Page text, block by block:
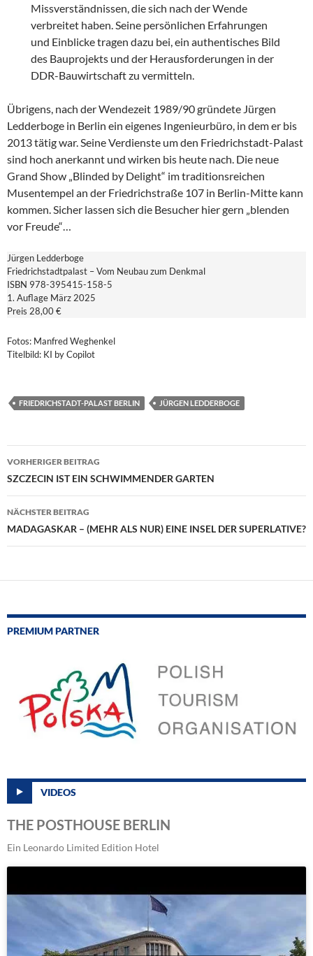
Missverständnissen, die sich nach der Wende
verbreitet haben. Seine persönlichen Erfahrungen
und Einblicke tragen dazu bei, ein authentisches Bild
des Bauprojekts und der Herausforderungen in der
DDR-Bauwirtschaft zu vermitteln.
Übrigens, nach der Wendezeit 1989/90 gründete Jürgen
Ledderboge in Berlin ein eigenes Ingenieurbüro, in dem er bis
2013 tätig war. Seine Verdienste um den Friedrichstadt-Palast
sind hoch anerkannt und wirken bis heute nach. Die neue
Grand Show „Blinded by Delight“ im traditionsreichen
Musentempel an der Friedrichstraße 107 in Berlin-Mitte kann
kommen. Sicher lassen sich die Besucher hier gern „blenden
vor Freude“…
Jürgen Ledderboge
Friedrichstadtpalast – Vom Neubau zum Denkmal
ISBN 978-395415-158-5
1. Auflage März 2025
Preis 28,00 €
Fotos: Manfred Weghenkel
Titelbild: KI by Copilot
FRIEDRICHSTADT-PALAST BERLIN JÜRGEN LEDDERBOGE
Beitragsnavigation
VORHERIGER BEITRAG
SZCZECIN IST EIN SCHWIMMENDER GARTEN
NÄCHSTER BEITRAG
MADAGASKAR – (MEHR ALS NUR) EINE INSEL DER SUPERLATIVE?
PREMIUM PARTNER
VIDEOS
THE POSTHOUSE BERLIN
Ein Leonardo Limited Edition Hotel